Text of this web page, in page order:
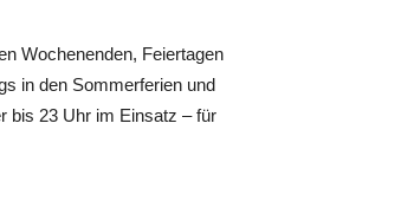
Wochenenden, Feiertagen
in den Sommerferien und
bis 23 Uhr im Einsatz – für